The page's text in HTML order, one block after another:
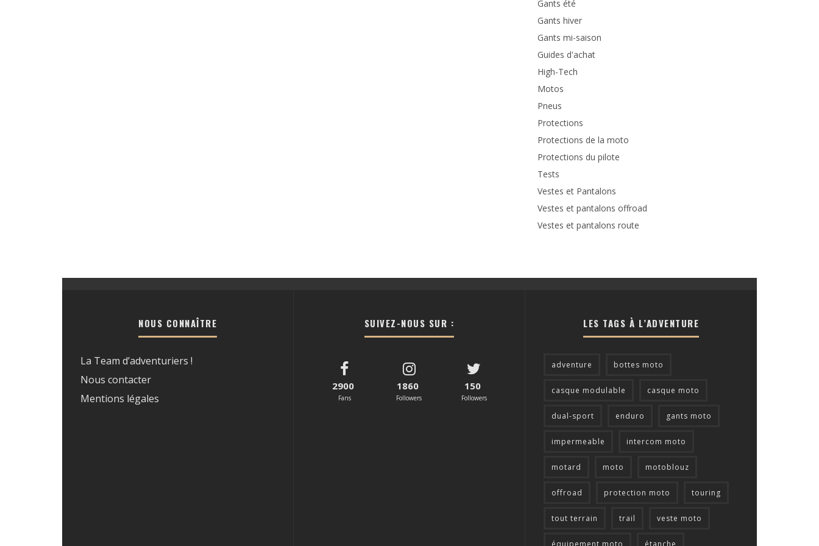
Gants été
Gants hiver
Gants mi-saison
Guides d'achat
High-Tech
Motos
Pneus
Protections
Protections de la moto
Protections du pilote
Tests
Vestes et Pantalons
Vestes et pantalons offroad
Vestes et pantalons route
NOUS CONNAÎTRE
La Team d’adventuriers !
Nous contacter
Mentions légales
SUIVEZ-NOUS SUR :
2900
Fans
1860
Followers
150
Followers
LES TAGS À L’ADVENTURE
adventure bottes moto
casque modulable casque moto
dual-sport enduro gants moto
impermeable intercom moto
motard moto motoblouz
offroad protection moto touring
tout terrain trail veste moto
équipement moto étanche